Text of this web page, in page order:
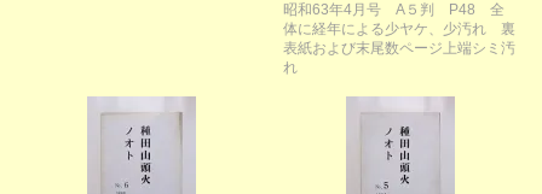
昭和63年4月号 A５判 P48 全
体に経年による少ヤケ、少汚れ 裏
表紙および末尾数ページ上端シミ汚
れ